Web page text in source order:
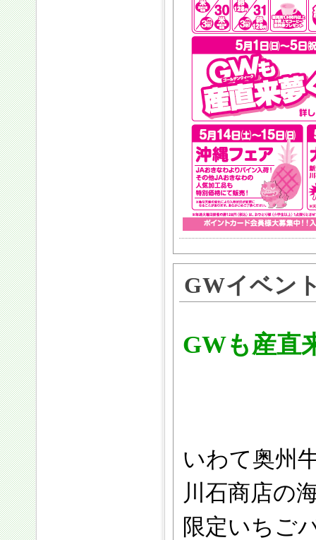
GWイベン
GWも産直
いわて奥州
川石商店の
限定いちご